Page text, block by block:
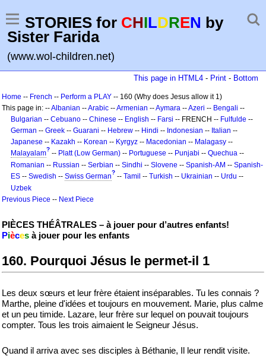
STORIES for CHILDREN by
Sister Farida
(www.wol-children.net)
This page in HTML4 - Print - Bottom
Home -- French -- Perform a PLAY -- 160 (Why does Jesus allow it 1)
This page in: --Albanian --Arabic --Armenian --Aymara --Azeri -- Bengali --
Bulgarian -- Cebuano -- Chinese -- English -- Farsi -- FRENCH -- Fulfulde --
German -- Greek -- Guarani -- Hebrew -- Hindi -- Indonesian -- Italian --
Japanese -- Kazakh -- Korean -- Kyrgyz -- Macedonian -- Malagasy --
Malayalam? -- Platt (Low German) -- Portuguese -- Punjabi -- Quechua --
Romanian -- Russian -- Serbian -- Sindhi -- Slovene -- Spanish-AM -- Spanish-
ES -- Swedish -- Swiss German? -- Tamil -- Turkish -- Ukrainian -- Urdu --
Uzbek
Previous Piece -- Next Piece
PIÈCES THÉÂTRALES – à jouer pour d’autres enfants!
Pièces à jouer pour les enfants
160. Pourquoi Jésus le permet-il 1
Les deux sœurs et leur frère étaient inséparables. Tu les connais ?
Marthe, pleine d'idées et toujours en mouvement. Marie, plus calme
et un peu timide. Lazare, leur frère sur lequel on pouvait toujours
compter. Tous les trois aimaient le Seigneur Jésus.
Quand il arriva avec ses disciples à Béthanie, Il leur rendit visite.